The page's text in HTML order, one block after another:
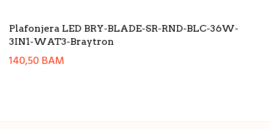
Plafonjera LED BRY-BLADE-SR-RND-BLC-36W-
3IN1-WAT3-Braytron
140,50BAM